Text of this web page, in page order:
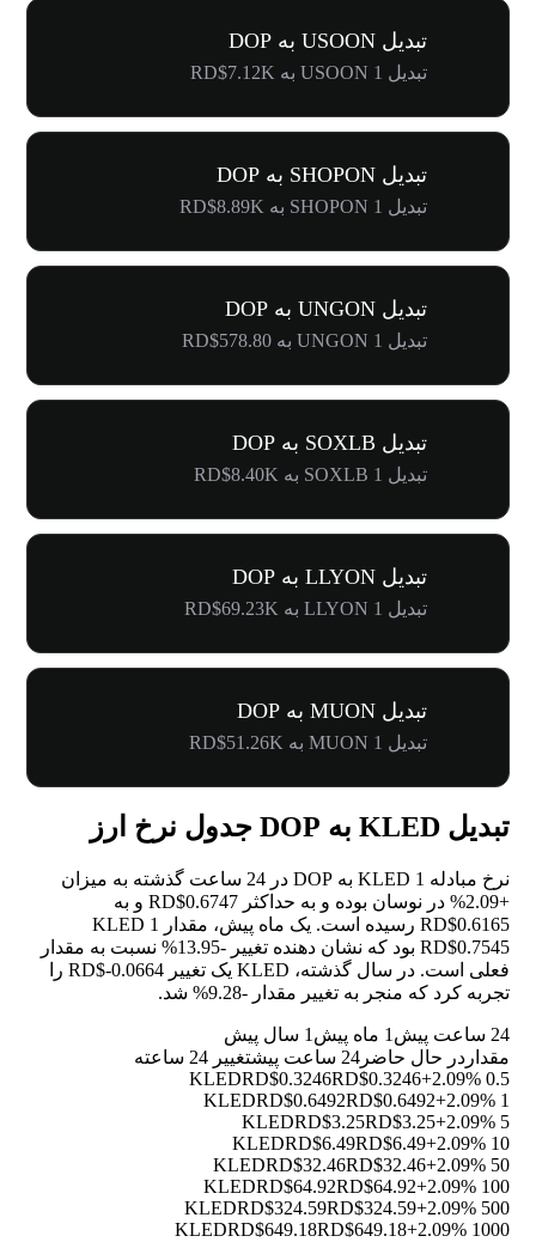
تبدیل USOON به DOP
تبدیل 1 USOON به RD$7.12K
تبدیل SHOPON به DOP
تبدیل 1 SHOPON به RD$8.89K
تبدیل UNGON به DOP
تبدیل 1 UNGON به RD$578.80
تبدیل SOXLB به DOP
تبدیل 1 SOXLB به RD$8.40K
تبدیل LLYON به DOP
تبدیل 1 LLYON به RD$69.23K
تبدیل MUON به DOP
تبدیل 1 MUON به RD$51.26K
تبدیل KLED به DOP جدول نرخ ارز
نرخ مبادله 1 KLED به DOP در 24 ساعت گذشته به میزان
+2.09%
در نوسان بوده و به حداکثر RD$0.6747 و به
RD$0.6165 رسیده است. یک ماه پیش، مقدار 1 KLED
RD$0.7545 بود که نشان دهنده تغییر
-13.95%
نسبت به مقدار
فعلی است. در سال گذشته، KLED یک تغییر RD$-0.0664 را
تجربه کرد که منجر به تغییر مقدار -9.28% شد.
24 ساعت پیش 1 ماه پیش
1 سال پیش
مقدار در حال حاضر 24 ساعت پیش
تغییر 24 ساعته
0.5 KLED
RD$0.3246RD$0.3246+2.09%
1 KLED
RD$0.6492RD$0.6492+2.09%
5 KLED
RD$3.25RD$3.25+2.09%
10 KLED
RD$6.49RD$6.49+2.09%
50 KLED
RD$32.46RD$32.46+2.09%
100 KLED
RD$64.92RD$64.92+2.09%
500 KLED
RD$324.59RD$324.59+2.09%
1000 KLED
RD$649.18RD$649.18+2.09%